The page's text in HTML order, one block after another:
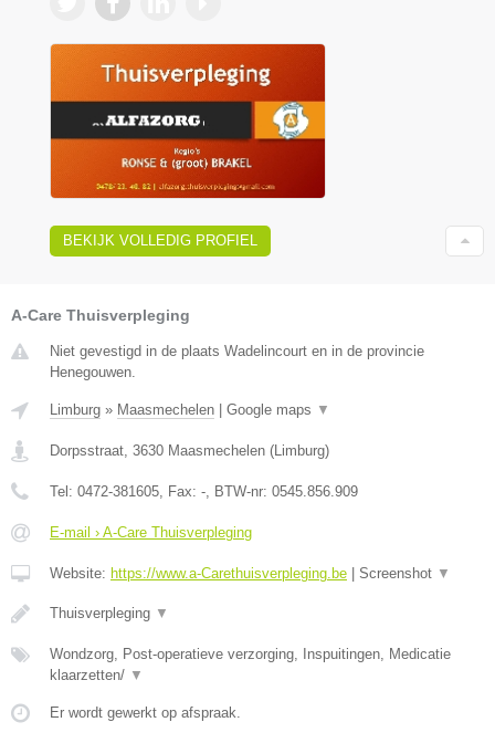
BEKIJK VOLLEDIG PROFIEL
A-Care Thuisverpleging
Niet gevestigd in de plaats Wadelincourt en in de provincie
Henegouwen.
Limburg » Maasmechelen | Google maps ▼
Dorpsstraat 3630 Maasmechelen (Limburg)
Tel: 0472-381605 , Fax: - , BTW-nr: 0545.856.909
E-mail › A-Care Thuisverpleging
Website: https://www.a-Carethuisverpleging.be | Screenshot ▼
Thuisverpleging ▼
Wondzorg, Post-operatieve verzorging, Inspuitingen, Medicatie
klaarzetten/ ▼
Er wordt gewerkt op afspraak.